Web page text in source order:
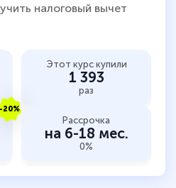
налоговый вычет
Этот курс купили
1 393
раз
20%
Рассрочка
на 6-18 мес.
0%